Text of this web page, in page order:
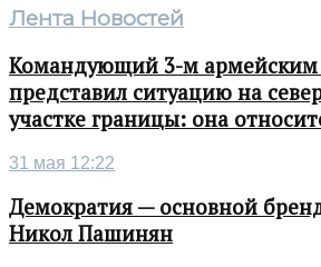
Лента Новостей
Командующий 3-м армейским
представил ситуацию на
участке границы: она
31 мая 12:22
Демократия — основной
Никол Пашинян